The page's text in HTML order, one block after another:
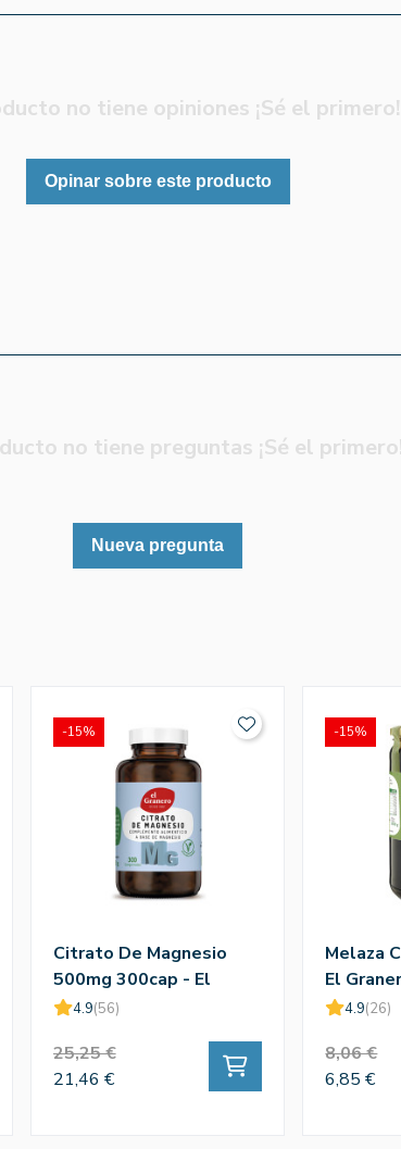
no tiene opiniones ¡Sé el primero!
Opinar sobre este producto
no tiene preguntas ¡Sé el primero!
Nueva pregunta
Citrato De Magnesio
500mg 300cap - El
Granero
4.9(56)
25,25 €
21,46 €
-15%
Melaza
El
4.9(26)
8,06 €
6,85 €
-15%